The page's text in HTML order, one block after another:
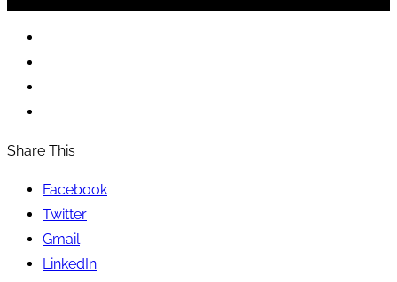
Share This
Facebook
Twitter
Gmail
LinkedIn